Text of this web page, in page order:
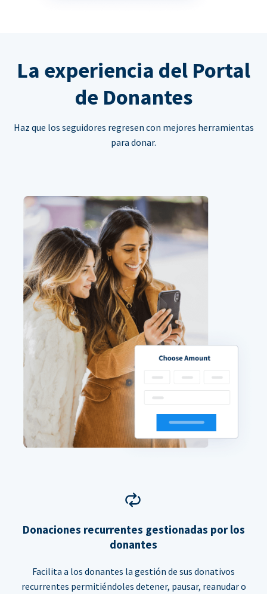
La experiencia del Portal
de Donantes
Haz que los seguidores regresen con mejores herramientas
para donar.
Donaciones recurrentes gestionadas por los
donantes
Facilita a los donantes la gestión de sus donativos
recurrentes permitiéndoles detener, pausar, reanudar o